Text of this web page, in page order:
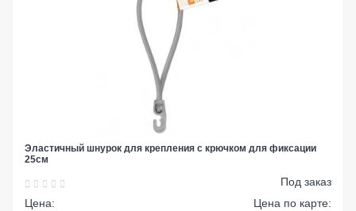
Эластичный шнурок для крепления с крючком для фиксации
25см
Под заказ
Цена:
Цена по карте: